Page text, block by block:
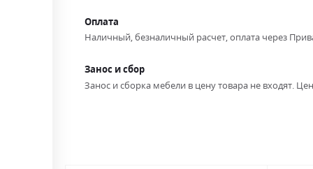
Оплата
Наличный, безналичный расчет, оплата через
Занос и сбор
Занос и сборка мебели в цену товара не входят.